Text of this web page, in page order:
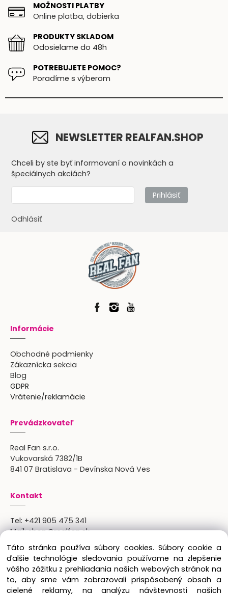
MOŽNOSTI PLATBY
Online platba, dobierka
PRODUKTY SKLADOM
Odosielame do 48h
POTREBUJETE POMOC?
Poradíme s výberom
NEWSLETTER REALFAN.SHOP
Chceli by ste byť informovaní o novinkách a
špeciálnych akciách?
Prihlásiť
Odhlásiť
Informácie
Obchodné podmienky
Zákaznícka sekcia
Blog
GDPR
Vrátenie/reklamácie
Prevádzkovateľ
Real Fan s.r.o.
Vukovarská 7382/1B
841 07 Bratislava - Devínska Nová Ves
Kontakt
Tel: +421 905 475 341
Mail:shop@realfan.sk
Zákaznícka linka: 9:00-18:00
Osobný odber: po predchádajúcom dohovore
Táto stránka používa súbory cookies. Súbory cookie a
ďalšie technológie sledovania používame na zlepšenie
vášho zážitku z prehliadania našich webových stránok na
to, aby sme vám zobrazovali prispôsobený obsah a
cielené reklamy, na analýzu návštevnosti našich